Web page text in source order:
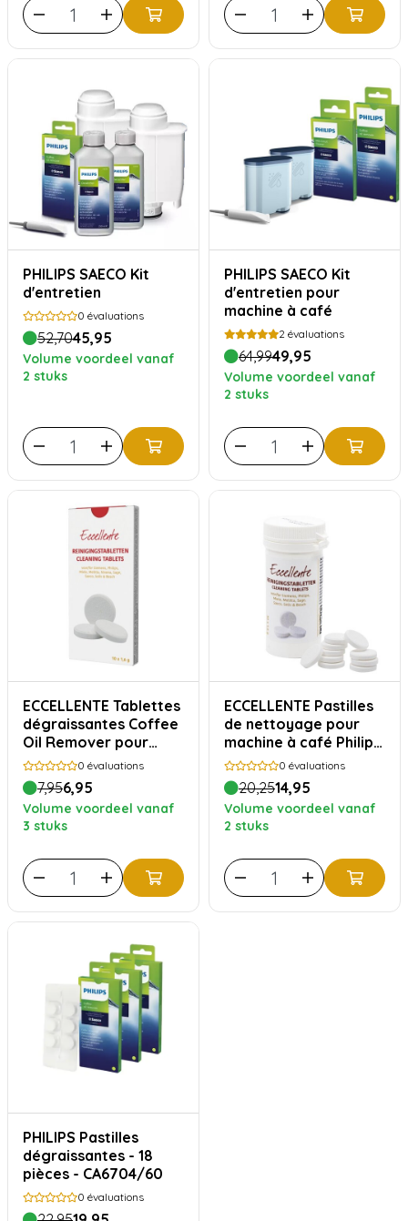
PHILIPS SAECO Kit
d'entretien
0 évaluations
52,7045,95
Volume voordeel vanaf
2 stuks
PHILIPS SAECO Kit
d'entretien pour
machine à café
2 évaluations
64,9949,95
Volume voordeel vanaf
2 stuks
ECCELLENTE Tablettes
dégraissantes Coffee
Oil Remover pour
Saeco Philips - 10
pièces
0 évaluations
7,956,95
Volume voordeel vanaf
3 stuks
ECCELLENTE Pastilles
de nettoyage pour
machine à café Philips
- 30 pièces
0 évaluations
20,2514,95
Volume voordeel vanaf
2 stuks
PHILIPS Pastilles
dégraissantes - 18
pièces - CA6704/60
0 évaluations